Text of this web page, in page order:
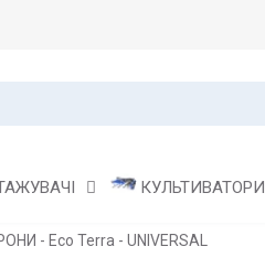
КУЛЬТИВАТОРИ
- Eco Terra - UNIVERSAL